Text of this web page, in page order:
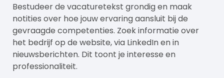
Bestudeer de vacaturetekst grondig en maak
notities over hoe jouw ervaring aansluit bij de
gevraagde competenties. Zoek informatie over
het bedrijf op de website, via LinkedIn en in
nieuwsberichten. Dit toont je interesse en
professionaliteit.